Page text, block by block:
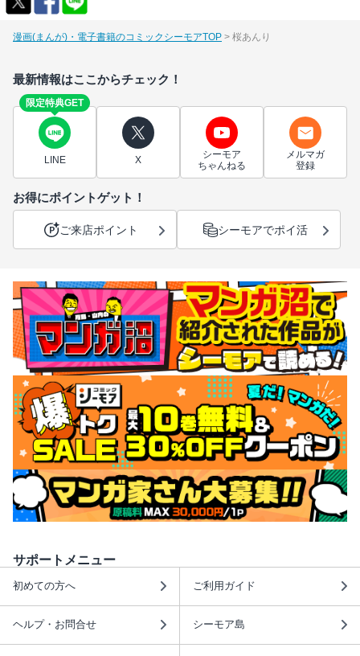
漫画(まんが)・電子書籍のコミックシーモアTOP 桜あんり
最新情報はここからチェック！
限定特典GET
LINE X
シーモア
ちゃんねる
メルマガ
登録
お得にポイントゲット！
ご来店ポイント シーモアでポイ活
サポートメニュー
初めての方へ ご利用ガイド
ヘルプ・お問合せ シーモア島